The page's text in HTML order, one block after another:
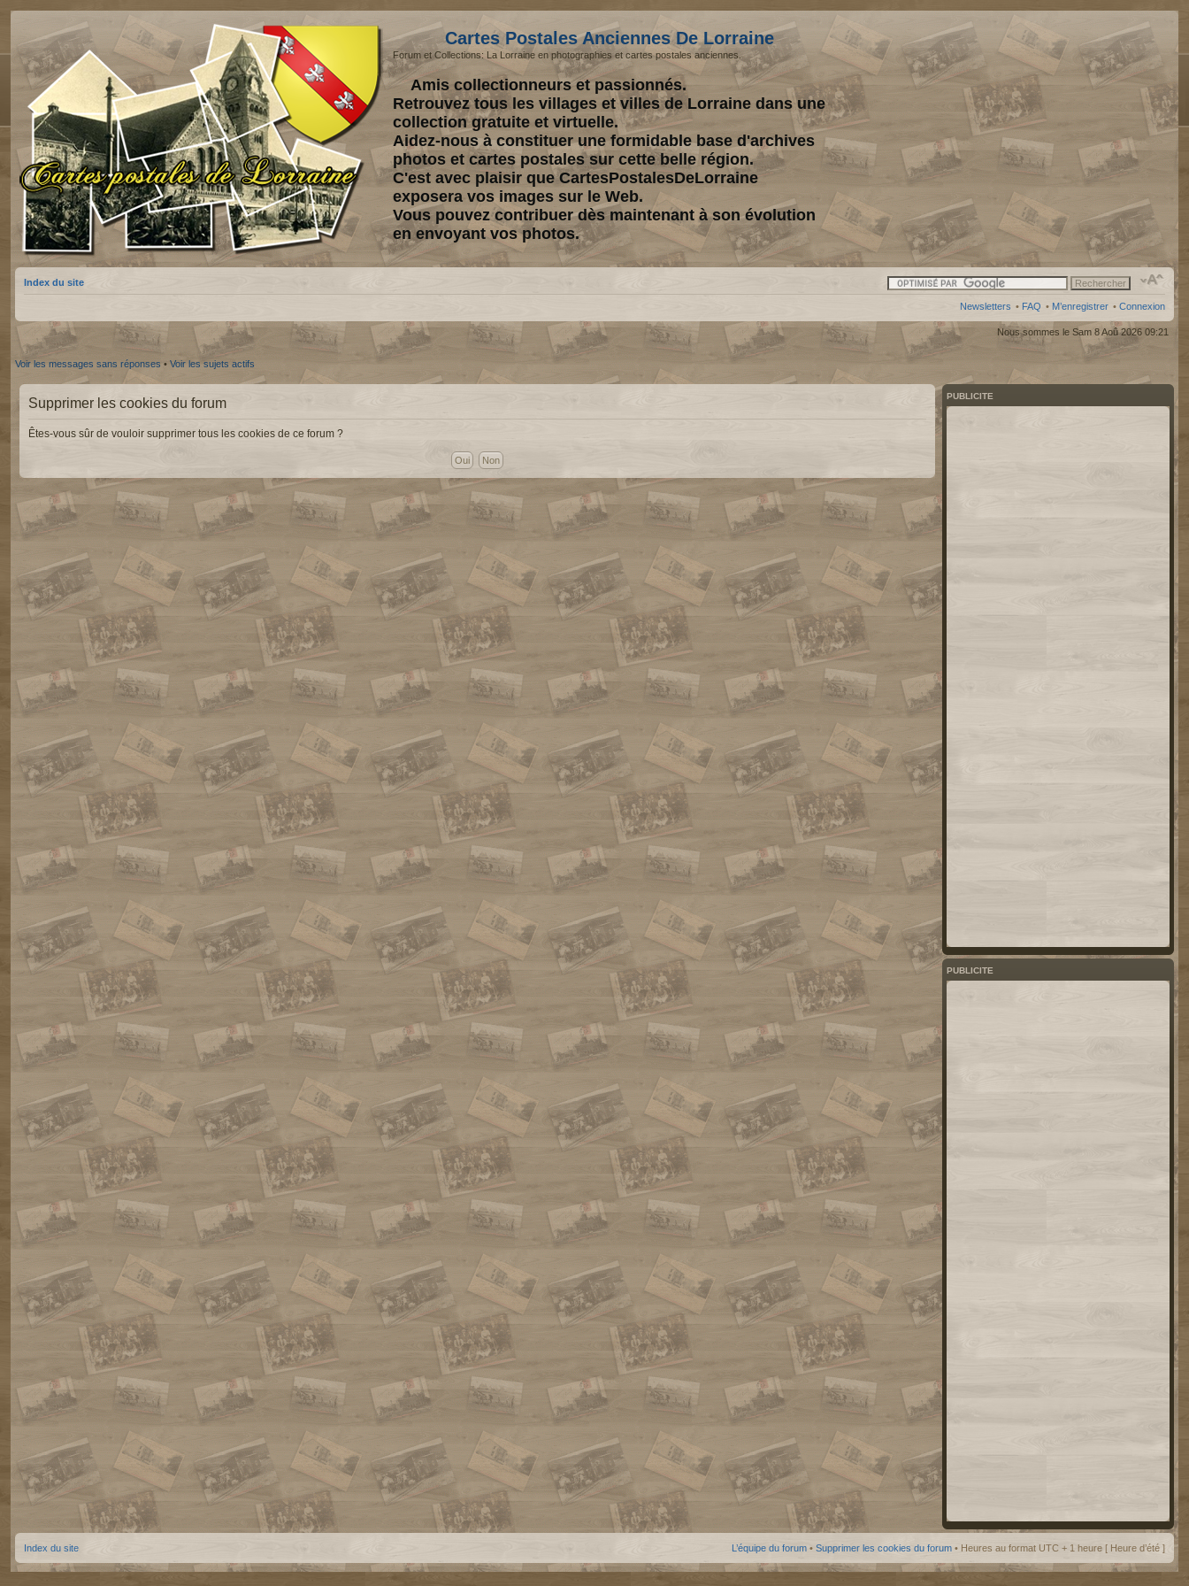
Cartes Postales Anciennes De Lorraine
Forum et Collections: La Lorraine en photographies et cartes postales anciennes.
Amis collectionneurs et passionnés.
Retrouvez tous les villages et villes de Lorraine dans une
collection gratuite et virtuelle.
Aidez-nous à constituer une formidable base d'archives
photos et cartes postales sur cette belle région.
C'est avec plaisir que CartesPostalesDeLorraine
exposera vos images sur le Web.
Vous pouvez contribuer dès maintenant à son évolution
en envoyant vos photos.
Index du site
Newsletters • FAQ • M’enregistrer • Connexion
Nous sommes le Sam 8 Aoû 2026 09:21
Voir les messages sans réponses • Voir les sujets actifs
Supprimer les cookies du forum
Êtes-vous sûr de vouloir supprimer tous les cookies de ce forum ?
PUBLICITE
PUBLICITE
Index du site L’équipe du forum • Supprimer les cookies du forum • Heures au format UTC + 1 heure [ Heure d’été ]